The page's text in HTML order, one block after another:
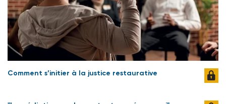
Comment s’initier à la justice restaurative